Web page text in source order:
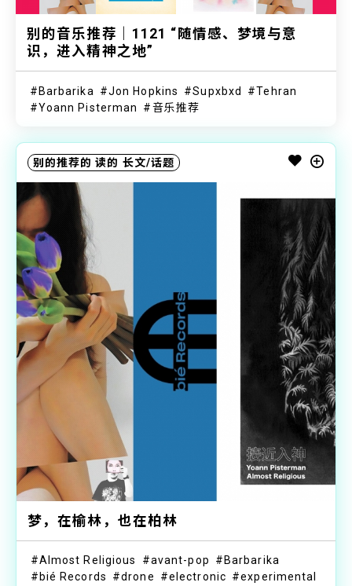
别的音乐推荐｜1121 “随情感、梦境与意
识，进入精神之地”
Barbarika Jon Hopkins Supxbxd
Tehran
Yoann Pisterman
音乐推荐
别的推荐的 读的 长文/话题
梦，在榆林，也在柏林
Almost Religious avant-pop
Barbarika
bié Records
drone electronic
experimental